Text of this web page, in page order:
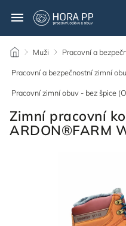
/ Muži / Pracovní a
Pracovní a bezpečnostní zimní
Pracovní zimní obuv - bez špice
Zimní pracovní
ARDON®FARM